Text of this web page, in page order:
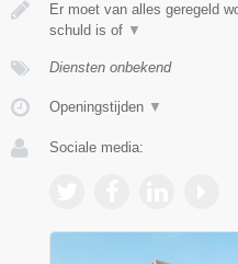
Er moet van alles geregeld
schuld is of ▼
Diensten onbekend
Openingstijden ▼
Sociale media: